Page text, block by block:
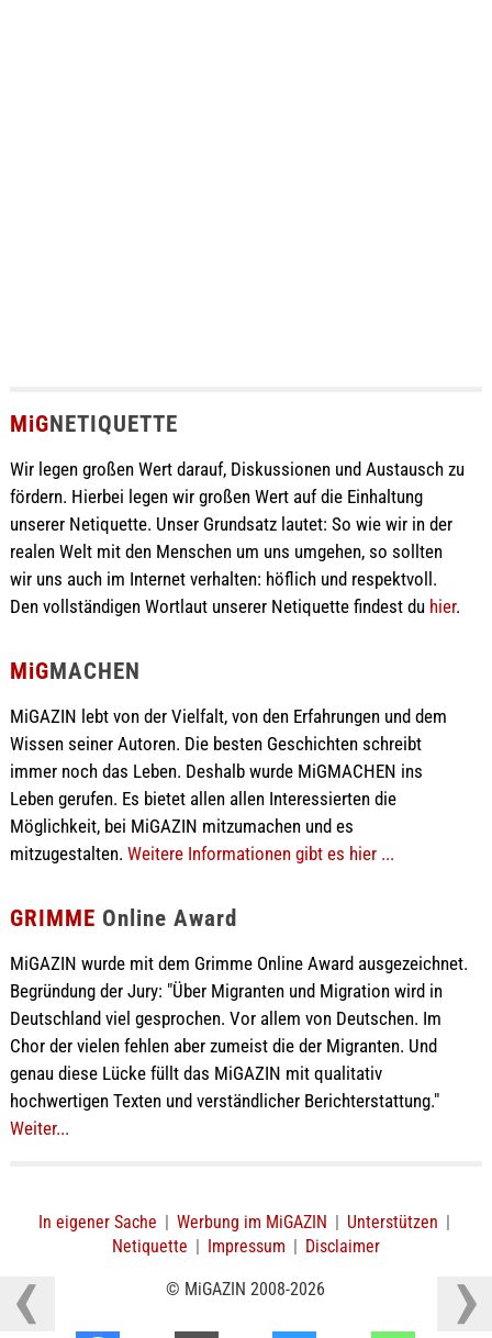
MiGNETIQUETTE
Wir legen großen Wert darauf, Diskussionen und Austausch zu
fördern. Hierbei legen wir großen Wert auf die Einhaltung
unserer Netiquette. Unser Grundsatz lautet: So wie wir in der
realen Welt mit den Menschen um uns umgehen, so sollten
wir uns auch im Internet verhalten: höflich und respektvoll.
Den vollständigen Wortlaut unserer Netiquette findest du hier.
MiGMACHEN
MiGAZIN lebt von der Vielfalt, von den Erfahrungen und dem
Wissen seiner Autoren. Die besten Geschichten schreibt
immer noch das Leben. Deshalb wurde MiGMACHEN ins
Leben gerufen. Es bietet allen allen Interessierten die
Möglichkeit, bei MiGAZIN mitzumachen und es
mitzugestalten. Weitere Informationen gibt es hier ...
GRIMME Online Award
MiGAZIN wurde mit dem Grimme Online Award ausgezeichnet.
Begründung der Jury: "Über Migranten und Migration wird in
Deutschland viel gesprochen. Vor allem von Deutschen. Im
Chor der vielen fehlen aber zumeist die der Migranten. Und
genau diese Lücke füllt das MiGAZIN mit qualitativ
hochwertigen Texten und verständlicher Berichterstattung."
Weiter...
In eigener Sache | Werbung im MiGAZIN | Unterstützen |
Netiquette | Impressum | Disclaimer
© MiGAZIN 2008-2026